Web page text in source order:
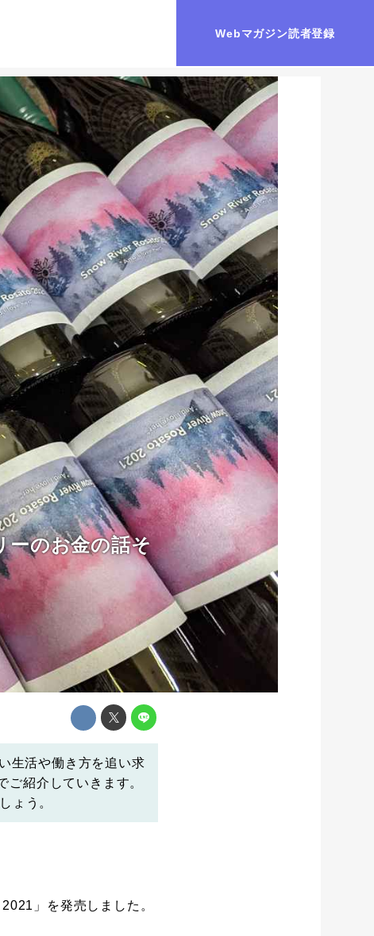
Webマガジン読者登録
のお金の話そ
生活や働き方を追い求
紹介していきます。
ょう。
」を発売しました。